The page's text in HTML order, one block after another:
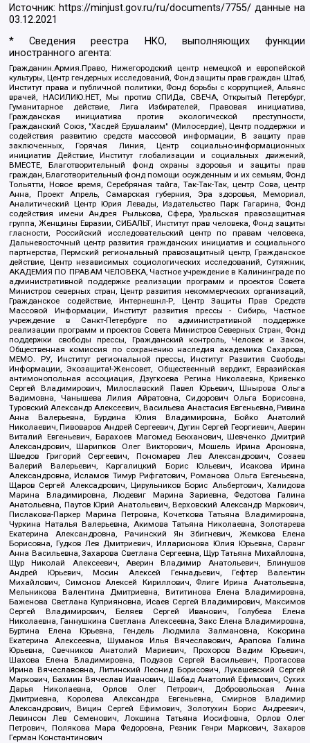
Источник: https://minjust.gov.ru/ru/documents/7755/ данные на
03.12.2021
* Сведения реестра НКО, выполняющих функции
иностранного агента:
Гражданин.Армия.Право, Нижегородский центр немецкой и европейской
культуры, Центр гендерных исследований, Фонд защиты прав граждан Штаб,
Институт права и публичной политики, Фонд борьбы с коррупцией, Альянс
врачей, НАСИЛИЮ.НЕТ, Мы против СПИДа, СВЕЧА, Открытый Петербург,
Гуманитарное действие, Лига Избирателей, Правовая инициатива,
Гражданская инициатива против экологической преступности,
Гражданский Союз, "Хасдей Ерушалаим" (Милосердие), Центр поддержки и
содействия развитию средств массовой информации, В защиту прав
заключенных, Горячая Линия, Центр социально-информационных
инициатив Действие, Институт глобализации и социальных движений,
ВМЕСТЕ, Благотворительный фонд охраны здоровья и защиты прав
граждан, Благотворительный фонд помощи осужденным и их семьям, Фонд
Тольятти, Новое время, Серебряная тайга, Так-Так-Так, центр Сова, центр
Анна, Проект Апрель, Самарская губерния, Эра здоровья, Мемориал,
Аналитический Центр Юрия Левады, Издательство Парк Гагарина, Фонд
содействия имени Андрея Рылькова, Сфера, Уральская правозащитная
группа, Женщины Евразии, СИБАЛЬТ, Институт прав человека, Фонд защиты
гласности, Российский исследовательский центр по правам человека,
Дальневосточный центр развития гражданских инициатив и социального
партнерства, Пермский региональный правозащитный центр, Гражданское
действие, Центр независимых социологических исследований, Сутяжник,
АКАДЕМИЯ ПО ПРАВАМ ЧЕЛОВЕКА, Частное учреждение в Калининграде по
административной поддержке реализации программ и проектов Совета
Министров северных стран, Центр развития некоммерческих организаций,
Гражданское содействие, Интернешнл-Р, Центр Защиты Прав Средств
Массовой Информации, Институт развития прессы - Сибирь, Частное
учреждение в Санкт-Петербурге по административной поддержке
реализации программ и проектов Совета Министров Северных Стран, Фонд
поддержки свободы прессы, Гражданский контроль, Человек и Закон,
Общественная комиссия по сохранению наследия академика Сахарова,
МЕМО. РУ, Институт региональной прессы, Институт Развития Свободы
Информации, Экозащита!-Женсовет, Общественный вердикт, Евразийская
антимонопольная ассоциация, Дзугкоева Регина Николаевна, Кривенко
Сергей Владимирович, Милославский Павел Юрьевич, Шнырова Ольга
Вадимовна, Чанышева Лилия Айратовна, Сидорович Ольга Борисовна,
Туровский Александр Алексеевич, Васильева Анастасия Евгеньевна, Ривина
Анна Валерьевна, Бурдина Юлия Владимировна, Бойко Анатолий
Николаевич, Пивоваров Андрей Сергеевич, Дугин Сергей Георгиевич, Аверин
Виталий Евгеньевич, Барахоев Магомед Бекханович, Шевченко Дмитрий
Александрович, Шарипков Олег Викторович, Мошель Ирина Ароновна,
Шведов Григорий Сергеевич, Пономарев Лев Александрович, Созаев
Валерий Валерьевич, Каргалицкий Борис Юльевич, Исакова Ирина
Александровна, Исламов Тимур Рифгатович, Романова Ольга Евгеньевна,
Щаров Сергей Алексадрович, Цирульников Борис Альбертович, Халидова
Марина Владимировна, Людевиг Марина Зариевна, Федотова Галина
Анатольевна, Паутов Юрий Анатольевич, Верховский Александр Маркович,
Пислакова-Паркер Марина Петровна, Кочеткова Татьяна Владимировна,
Чуркина Наталья Валерьевна, Акимова Татьяна Николаевна, Золотарева
Екатерина Александровна, Рачинский Ян Збигневич, Жемкова Елена
Борисовна, Гудков Лев Дмитриевич, Илларионова Юлия Юрьевна, Саранг
Анна Васильевна, Захарова Светлана Сергеевна, Щур Татьяна Михайловна,
Щур Николай Алексеевич, Аверин Владимир Анатольевич, Блинушов
Андрей Юрьевич, Мосин Алексей Геннадьевич, Гефтер Валентин
Михайлович, Симонов Алексей Кириллович, Флиге Ирина Анатольевна,
Мельникова Валентина Дмитриевна, Вититинова Елена Владимировна,
Баженова Светлана Куприяновна, Исаев Сергей Владимирович, Максимов
Сергей Владимирович, Беляев Сергей Иванович, Голубева Елена
Николаевна, Ганнушкина Светлана Алексеевна, Закс Елена Владимировна,
Буртина Елена Юрьевна, Гендель Людмила Залмановна, Кокорина
Екатерина Алексеевна, Шуманов Илья Вячеславович, Арапова Галина
Юрьевна, Свечников Анатолий Мариевич, Прохоров Вадим Юрьевич,
Шахова Елена Владимировна, Подузов Сергей Васильевич, Протасова
Ирина Вячеславовна, Литинский Леонид Борисович, Лукашевский Сергей
Маркович, Бахмин Вячеслав Иванович, Шабад Анатолий Ефимович, Сухих
Дарья Николаевна, Орлов Олег Петрович, Добровольская Анна
Дмитриевна, Королева Александра Евгеньевна, Смирнов Владимир
Александрович, Вицин Сергей Ефимович, Золотухин Борис Андреевич,
Левинсон Лев Семенович, Локшина Татьяна Иосифовна, Орлов Олег
Петрович, Полякова Мара Федоровна, Резник Генри Маркович, Захаров
Герман Константинович